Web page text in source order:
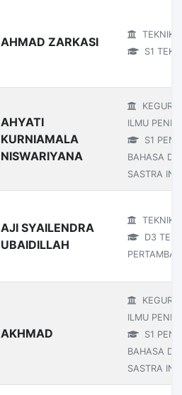
AHMAD ZARKASI
TEKNIK
S1
AHYATI
KURNIAMALA
NISWARIYANA
ILMU
S1
BAHASA
SASTRA
AJI SYAILENDRA
UBAIDILLAH
TEKNIK
D3
AKHMAD
ILMU
S1
BAHASA
SASTRA